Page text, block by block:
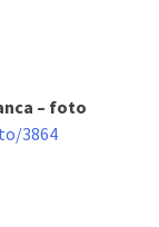
– foto
3864